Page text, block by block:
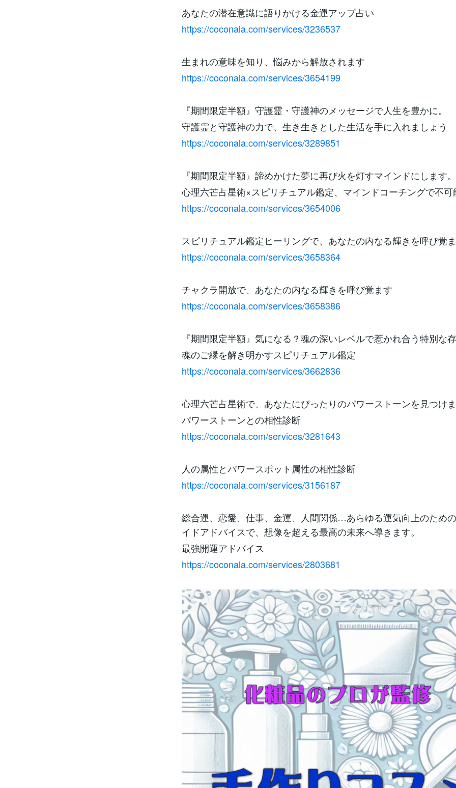
あなたの潜在意識に語りかける金運アップ占い
https://coconala.com/services/3236537
生まれの意味を知り、悩みから解放されます
https://coconala.com/services/3654199
『期間限定半額』守護霊・守護神のメッセージで人生を豊かに。
守護霊と守護神の力で、生き生きとした生活を手に入れましょう
https://coconala.com/services/3289851
『期間限定半額』諦めかけた夢に再び火を灯すマインドにします。
心理六芒占星術×スピリチュアル鑑定、マインドコーチングで不可
https://coconala.com/services/3654006
スピリチュアル鑑定ヒーリングで、あなたの内なる輝きを呼び覚
https://coconala.com/services/3658364
チャクラ開放で、あなたの内なる輝きを呼び覚ます
https://coconala.com/services/3658386
『期間限定半額』気になる？魂の深いレベルで惹かれ合う特別な存
魂のご縁を解き明かすスピリチュアル鑑定
https://coconala.com/services/3662836
心理六芒占星術で、あなたにぴったりのパワーストーンを見つけま
パワーストーンとの相性診断
https://coconala.com/services/3281643
人の属性とパワースポット属性の相性診断
https://coconala.com/services/3156187
総合運、恋愛、仕事、金運、人間関係…あらゆる運気向上のため
イドアドバイスで、想像を超える最高の未来へ導きます。
最強開運アドバイス
https://coconala.com/services/2803681